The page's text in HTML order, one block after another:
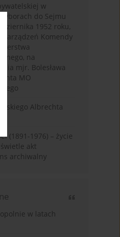
w
do Sejmu
1952 roku,
zarządzeń Komendy
na
mjr. Bolesława
MO
Albrechta
(1891-1976) – życie
akt
archiwalny
w latach